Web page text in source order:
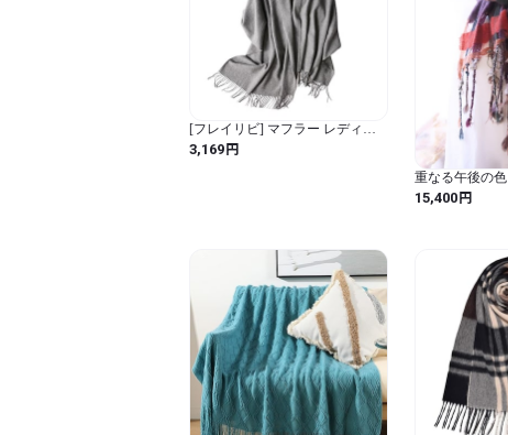
[フレイリビ] マフラー レディー
ス 大判ストール 厚手 無地 暖かい
結婚式 誕生日 クリスマス プレゼ
3,169円
重なる午後の色
15,400円